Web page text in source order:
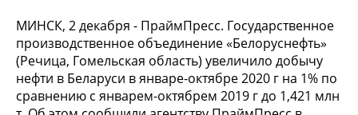
МИНСК, 2 декабря - ПраймПресс. Государственное
производственное объединение «Белоруснефть»
(Речица, Гомельская область) увеличило добычу
нефти в Беларуси в январе-октябре 2020 г на 1% по
сравнению с январем-октябрем 2019 г до 1,421 млн